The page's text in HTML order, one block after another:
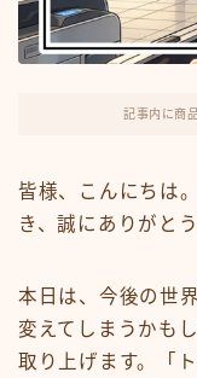
FX・仮想通貨
リスキング・ラー
記事内に商
皆様、こんにちは
き、誠にありがと
本日は、今後の世
変えてしまうかも
取り上げます。「